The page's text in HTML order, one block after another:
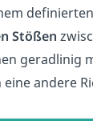
Stößen
eine andere